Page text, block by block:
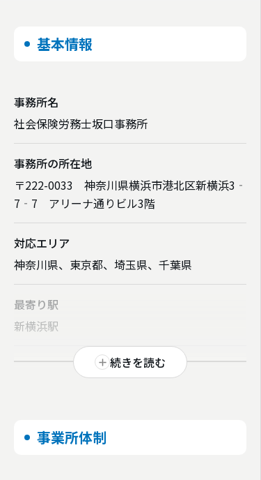
基本情報
事務所名
社会保険労務士坂口事務所
事務所の所在地
〒222-0033 神奈川県横浜市港北区新横浜3‐
7‐7 アリーナ通りビル3階
対応エリア
神奈川県、東京都、埼玉県、千葉県
最寄り駅
新横浜駅
続きを読む
事業所体制